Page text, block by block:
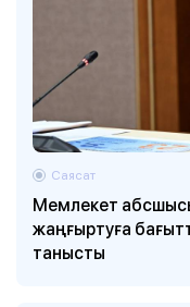
Мемлекет
жаңғыртуға
танысты
Саясат